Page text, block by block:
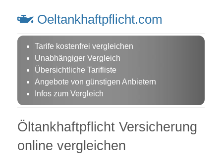
Oeltankhaftpflicht.com
Tarife kostenfrei vergleichen
Unabhängiger Vergleich
Übersichtliche Tarifliste
Angebote von günstigen Anbietern
Infos zum Vergleich
Öltankhaftpflicht Versicherung
online vergleichen